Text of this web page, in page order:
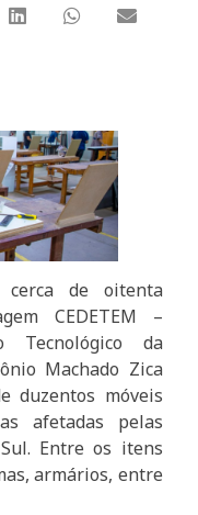
cerca de oitenta
CEDETEM –
Tecnológico da
Machado Zica
duzentos móveis
afetadas pelas
Entre os itens
armários, entre